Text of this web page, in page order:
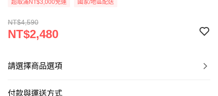
超取滿NT$3,000免運 國家/地區配送
NT$4,590
NT$2,480
請選擇商品選項
付款與運送方式